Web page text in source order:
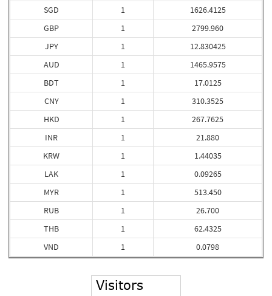
SGD
GBP
JPY
AUD
BDT
CNY
HKD
INR
KRW
LAK
MYR
RUB
THB
VND
1
1
1
1
1
1
1
1
1
1
1
1
1
1
1626.4125
2799.960
12.830425
1465.9575
17.0125
310.3525
267.7625
21.880
1.44035
0.09265
513.450
26.700
62.4325
0.0798